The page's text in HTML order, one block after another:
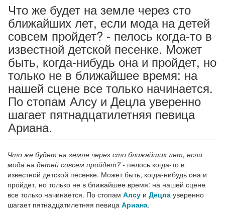
Что же будет на земле через сто
ближайших лет, если мода на детей
совсем пройдет? - пелось когда-то в
известной детской песенке. Может
быть, когда-нибудь она и пройдет, но
только не в ближайшее время: на
нашей сцене все только начинается.
По стопам Алсу и Децла уверенно
шагает пятнадцатилетняя певица
Ариана.
Что же будет на земле через сто ближайших лет, если
мода на детей совсем пройдет? - пелось когда-то в
известной детской песенке. Может быть, когда-нибудь она и
пройдет, но только не в ближайшее время: на нашей сцене
все только начинается. По стопам Алсу и Децла уверенно
шагает пятнадцатилетняя певица Ариана.